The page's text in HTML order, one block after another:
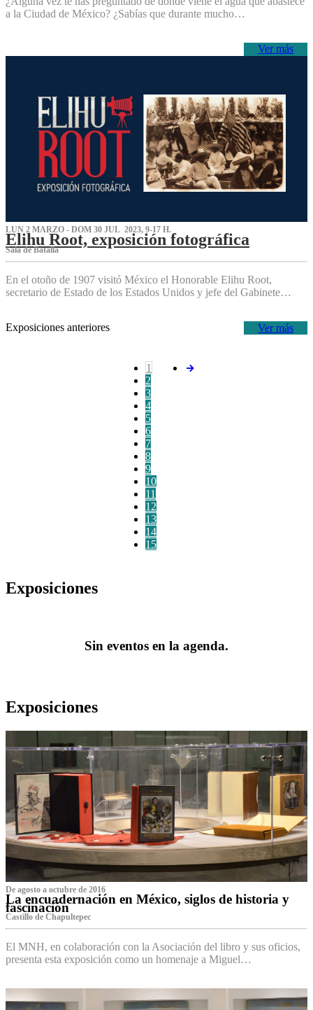
a la Ciudad de México? ¿Sabías que durante mucho…
Ver más
LUN 2 MARZO - DOM 30 JUL 2023, 9-17 H.
Elihu Root, exposición fotográfica
Sala de Batalla
En el otoño de 1907 visitó México el Honorable Elihu Root,
secretario de Estado de los Estados Unidos y jefe del Gabinete…
Ver más
Exposiciones anteriores
1
2
3
4
5
6
7
8
9
10
11
12
13
14
15
Exposiciones
Sin eventos en la agenda.
Exposiciones
De agosto a octubre de 2016
La encuadernación en México, siglos de historia y
fascinación
Castillo de Chapultepec
El MNH, en colaboración con la Asociación del libro y sus oficios,
presenta esta exposición como un homenaje a Miguel…